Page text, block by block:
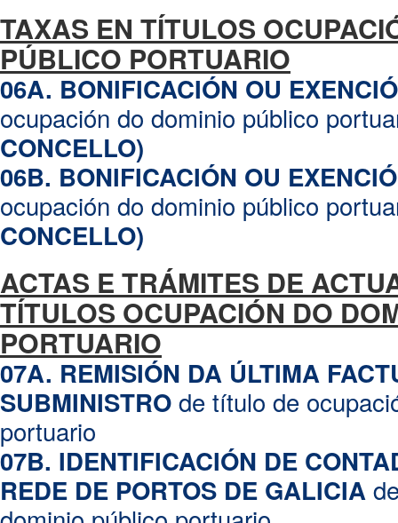
02.3.C. Modelo de aval bancario garantía/fianza de tipo
TAXAS EN TÍTULOS
PÚBLICO PORTUARIO
06A. BONIFICACIÓN OU
ocupación do dominio público
CONCELLO)
06B. BONIFICACIÓN OU
ocupación do dominio público
CONCELLO)
ACTAS E TRÁMITES DE
TÍTULOS OCUPACIÓN DO
PORTUARIO
07A. REMISIÓN DA ÚLTIMA
SUBMINISTRO de título de
portuario
07B. IDENTIFICACIÓN DE
REDE DE PORTOS DE GALICIA